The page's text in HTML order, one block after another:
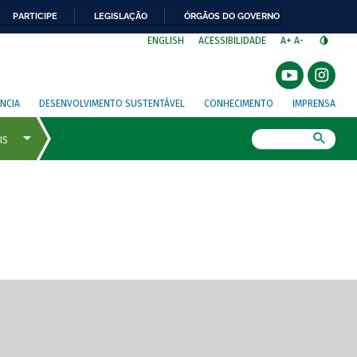
PARTICIPE LEGISLAÇÃO ÓRGÃOS DO GOVERNO
ENGLISH ACESSIBILIDADE A+ A-
DESENVOLVIMENTO SUSTENTÁVEL CONHECIMENTO IMPRENSA
de tela